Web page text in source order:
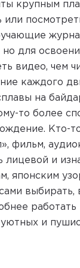
крупным
или
для
видео, чем
каждого
на
то более
Кто-
фильм,
лицевой и
японским
выбирать,
работать
и